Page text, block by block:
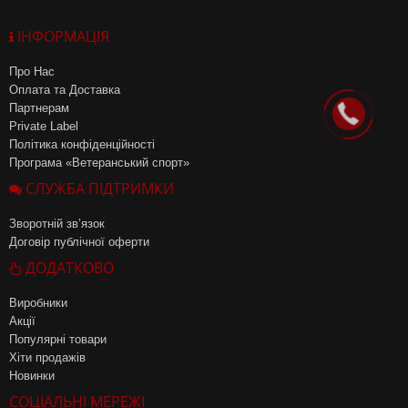
ІНФОРМАЦІЯ
Про Нас
Оплата та Доставка
Партнерам
Private Label
Політика конфіденційності
Програма «Ветеранський спорт»
СЛУЖБА ПІДТРИМКИ
Зворотній зв’язок
Договір публічної оферти
ДОДАТКОВО
Виробники
Акції
Популярні товари
Хіти продажів
Новинки
СОЦІАЛЬНІ МЕРЕЖІ